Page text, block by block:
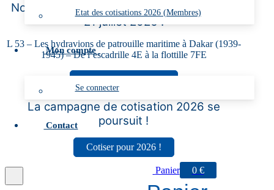
Etat des cotisations 2026 (Membres)
Mon compte
Se connecter
Contact
Panier 0 €
Nouvelle publication disponible à partir du
21 juillet 2026 !
L 53 – Les hydravions de patrouille maritime à Dakar (1939-
1945) – De l’escadrille 4E à la flottille 7FE
La campagne de cotisation 2026 se
poursuit !
Cotiser pour 2026 !